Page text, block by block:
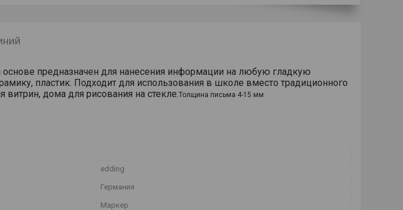
предназначен для нанесения информации на любую гладкую
пластик. Подходит для использования в школе вместо традиционного
витрин, дома для рисования на стекле.Толщина письма 4-15 мм
edding
Германия
Маркер